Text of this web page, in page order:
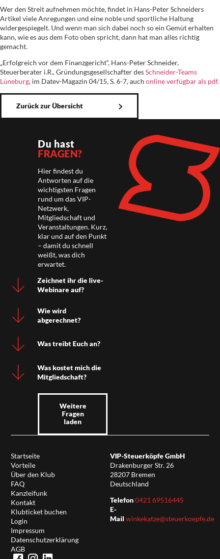
Wer den Streit aufnehmen möchte, findet in Hans-Peter Schneiders
Artikel viele Anregungen und eine noble und sportliche Haltung
widergespiegelt. Und wenn man sich dabei noch so ein Gemüt erhalten
kann, wie es aus dem Foto oben spricht, dann hat man alles richtig
gemacht.
„Erfolgreich vor dem Finanzgericht“, Hans-Peter Schneider,
Steuerberater i.R., Gründungsgesellschafter desSchneider-Teams
Lüneburg, im Datev-Magazin 04/15, S. 6-7, auch online verfügbar als pdf.
Zurück zur Übersicht
Du hast
FRAGEN?
Hier findest du
Antworten auf die
wichtigsten Fragen
rund um das VIP-
Netzwerk,
Mitgliedschaft und
Veranstaltungen. Kurz,
klar und auf den Punkt
– damit du schnell
weißt, was dich
erwartet.
Zeichnet ihr die live-
Webinare auf?
Wie wird
abgerechnet?
Was treibt Euch an?
Was kostet mich die
Mitgliedschaft?
Weitere
Fragen
laden
Startseite
Vorteile
Über den Klub
FAQ
Kanzleifunk
Kontakt
Klubticket buchen
Login
Impressum
Datenschutzerklärung
AGB
VIP-Steuerköpfe GmbH
Drakenburger Str. 26
28207 Bremen
Deutschland
Telefon0421 69516445
E-
Mail winkekatze@steuerkoepfe.de